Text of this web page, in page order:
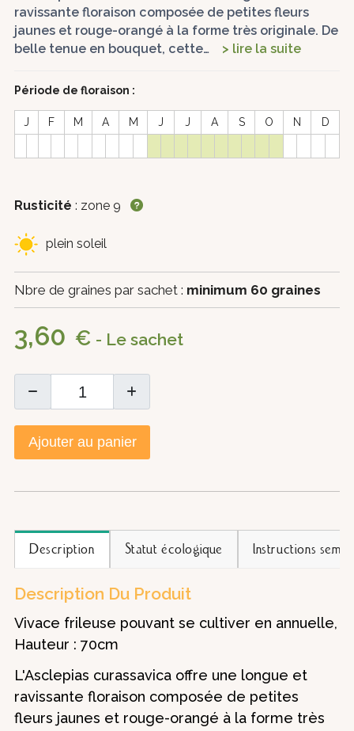
ravissante floraison composée de petites fleurs
jaunes et rouge-orangé à la forme très originale. De
belle tenue en bouquet, cette… > lire la suite
Période de floraison :
J F M A M J J A S O N D
Rusticité : zone 9
plein soleil
Nbre de graines par sachet : minimum 60 graines
3,60 € - Le sachet
Ajouter au panier
Description Statut écologique Instructions semis
Description Du Produit
Vivace frileuse pouvant se cultiver en annuelle,
Hauteur : 70cm
L'Asclepias curassavica offre une longue et
ravissante floraison composée de petites
fleurs jaunes et rouge-orangé à la forme très